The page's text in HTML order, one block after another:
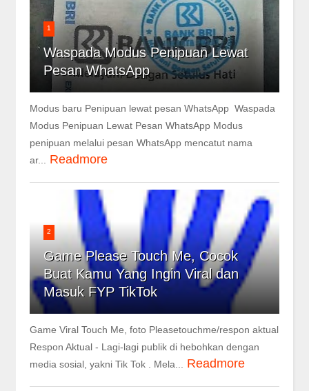
1
Waspada Modus Penipuan Lewat
Pesan WhatsApp
Modus baru Penipuan lewat pesan WhatsApp Waspada
Modus Penipuan Lewat Pesan WhatsApp Modus
penipuan melalui pesan WhatsApp mencatut nama
ar... Readmore
2
Game Please Touch Me, Cocok
Buat Kamu Yang Ingin Viral dan
Masuk FYP TikTok
Game Viral Touch Me, foto Pleasetouchme/respon aktual
Respon Aktual - Lagi-lagi publik di hebohkan dengan
media sosial, yakni Tik Tok . Mela... Readmore